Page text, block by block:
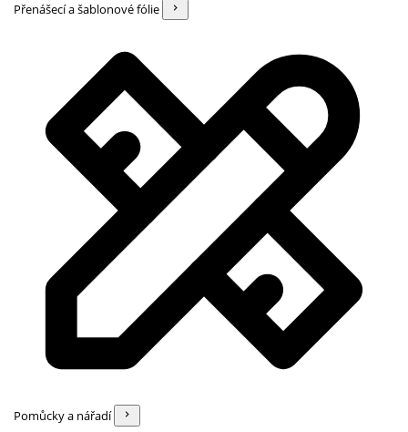
Přenášecí a šablonové fólie
Pomůcky a nářadí